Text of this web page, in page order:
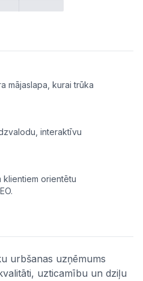
mājaslapa, kurai trūka
interaktīvu
klientiem orientētu
urbšanas uzņēmums
uzticamību un dziļu